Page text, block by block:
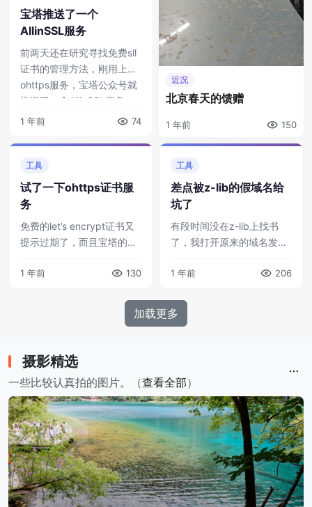
宝塔推送了一个
AllinSSL服务
前两天还在研究寻找免费sll
证书的管理方法，刚用上了
ohttps服务，宝塔公众号就
推送了一个AllinSSL服务，
看了一眼，这不就是干这个
1 年前 74
近况
北京春天的馈赠
1 年前 150
工具
试了一下ohttps证书服
务
免费的let’s encrypt证书又
提示过期了，而且宝塔的那
站证书配置流程又比较长
1 年前 130
工具
差点被z-lib的假域名给
坑了
有段时间没在z-lib上找书
了，我打开原来的域名发现
箱里去找邮件，发现还真有
了，顺着链接打开、登录，
发现 ...
1 年前 206
加载更多
摄影精选
一些比较认真拍的图片。（查看全部）